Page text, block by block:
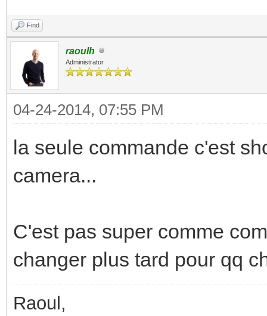
Find
raoulh
Administrator
04-24-2014, 07:55 PM
la seule commande c'est
camera...
C'est pas super comme
changer plus tard pour qq
Raoul,